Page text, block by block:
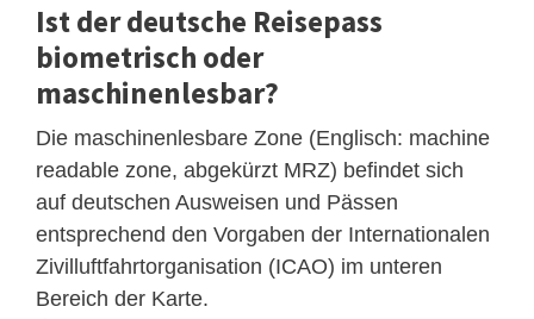
Ist der deutsche Reisepass
biometrisch oder
maschinenlesbar?
Die maschinenlesbare Zone (Englisch: machine
readable zone, abgekürzt MRZ) befindet sich
auf deutschen Ausweisen und Pässen
entsprechend den Vorgaben der Internationalen
Zivilluftfahrtorganisation (ICAO) im unteren
Bereich der Karte.